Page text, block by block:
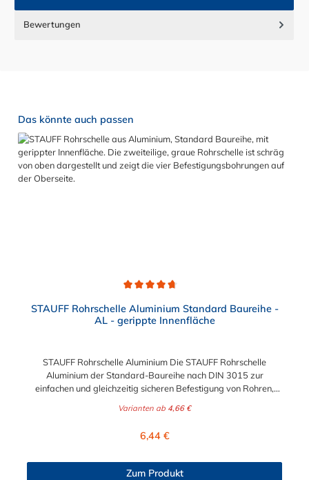
Bewertungen
Produktgalerie überspringen
Das könnte auch passen
STAUFF Rohrschelle Aluminium Standard Baureihe -
AL - gerippte Innenfläche
STAUFF Rohrschelle Aluminium Die STAUFF Rohrschelle
Aluminium der Standard-Baureihe nach DIN 3015 zur
einfachen und gleichzeitig sicheren Befestigung von Rohren,
der Rohrschelle Aluminium ist von 4 mm bis 76,1 mm wählbar.
Varianten ab 4,66 €
Regulärer Preis:
6,44 €
Zum Produkt